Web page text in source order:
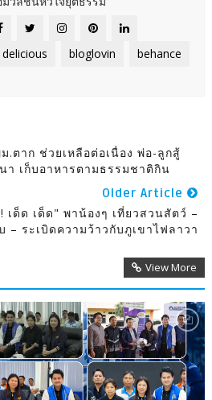
delicious bloglovin behance
.ตาก ช่วยเหลือต่อเนื่อง พ่อ-ลูกสู้
า เก็บอาหารตามธรรมชาติกิน
Older Article
เด็ด เด็ด" พาน้องๆ เที่ยวสวนสัตว์ –
– ระเบิดความว้าวกับภูเขาไฟลาวา
View More